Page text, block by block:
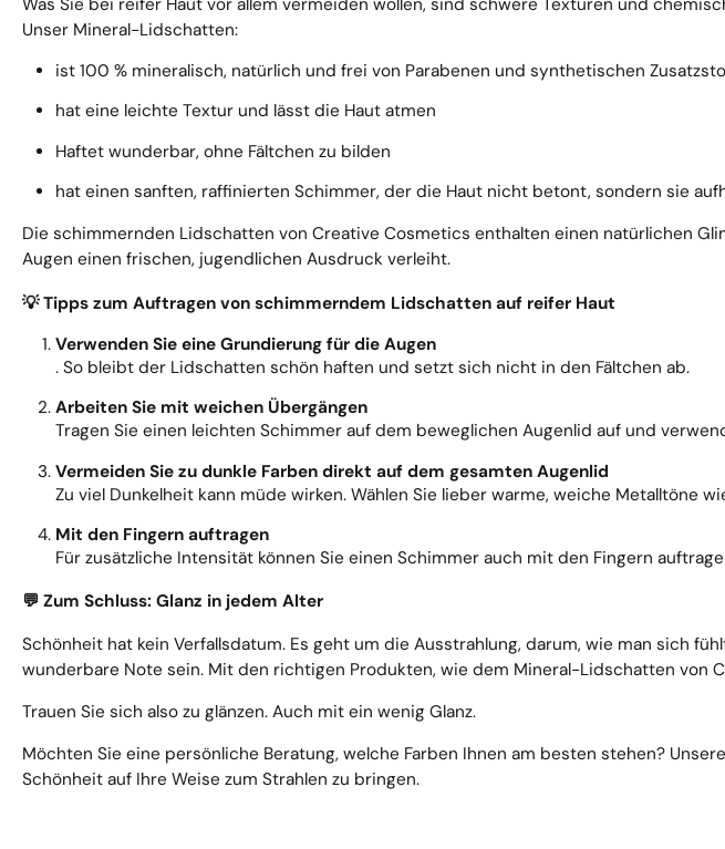
Unser Mineral-Lidschatten:
ist 100 % mineralisch, natürlich und frei von Parabenen und synthetischen
hat eine leichte Textur und lässt die Haut atmen
Haftet wunderbar, ohne Fältchen zu bilden
hat einen sanften, raffinierten Schimmer, der die Haut nicht betont, sondern sie
Die schimmernden Lidschatten von Creative Cosmetics enthalten einen natürlichen
Augen einen frischen, jugendlichen Ausdruck verleiht.
💡Tipps zum Auftragen von schimmerndem Lidschatten auf reifer Haut
Verwenden Sie eine Grundierung für die Augen
. So bleibt der Lidschatten schön haften und setzt sich nicht in den Fältchen ab.
Arbeiten Sie mit weichen Übergängen
Tragen Sie einen leichten Schimmer auf dem beweglichen Augenlid auf und
Vermeiden Sie zu dunkle Farben direkt auf dem gesamten Augenlid
Zu viel Dunkelheit kann müde wirken. Wählen Sie lieber warme, weiche Metalltöne
Mit den Fingern auftragen
Für zusätzliche Intensität können Sie einen Schimmer auch mit den Fingern
💬 Zum Schluss: Glanz in jedem Alter
Schönheit hat kein Verfallsdatum. Es geht um die Ausstrahlung, darum, wie man sich
wunderbare Note sein. Mit den richtigen Produkten, wie dem Mineral-Lidschatten von
Trauen Sie sich also zu glänzen. Auch mit ein wenig Glanz.
Möchten Sie eine persönliche Beratung, welche Farben Ihnen am besten stehen?
Schönheit auf Ihre Weise zum Strahlen zu bringen.